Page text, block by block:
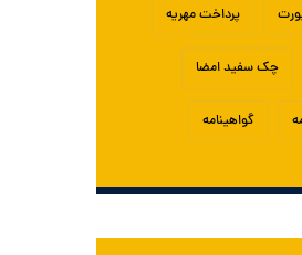
پرداخت مهریه
چک سفید امضا
گواهینامه